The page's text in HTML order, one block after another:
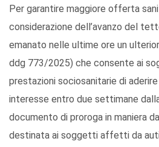
Per garantire maggiore offerta
considerazione dell’avanzo del
emanato nelle ultime ore un
ddg 773/2025) che consente ai
prestazioni sociosanitarie di
interesse entro due settimane
documento di proroga in maniera
destinata ai soggetti affetti da